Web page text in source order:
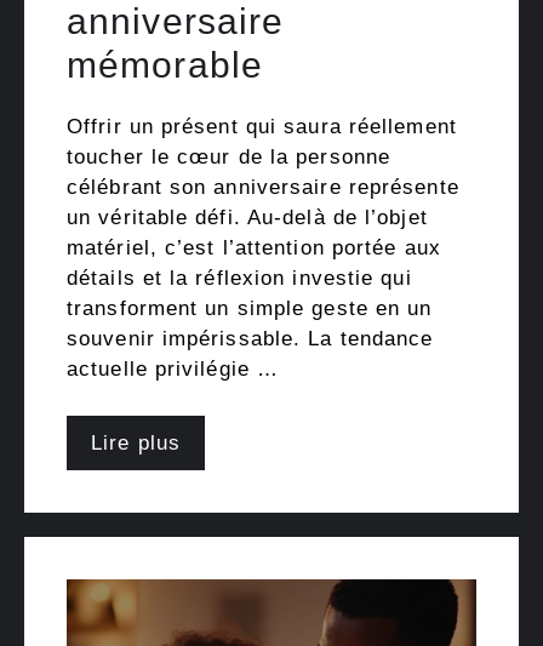
anniversaire
mémorable
Offrir un présent qui saura réellement
toucher le cœur de la personne
célébrant son anniversaire représente
un véritable défi. Au-delà de l’objet
matériel, c’est l’attention portée aux
détails et la réflexion investie qui
transforment un simple geste en un
souvenir impérissable. La tendance
actuelle privilégie …
Lire plus